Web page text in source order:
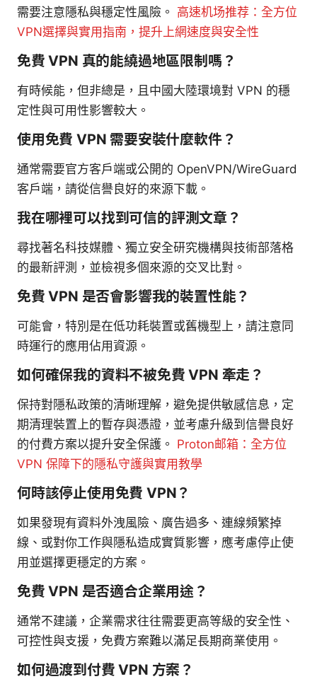
需要注意隱私與穩定性風險。 高速机场推荐：全方位
VPN選擇與實用指南，提升上網速度與安全性
免費 VPN 真的能繞過地區限制嗎？
有時候能，但非總是，且中國大陸環境對 VPN 的穩
定性與可用性影響較大。
使用免費 VPN 需要安裝什麼軟件？
通常需要官方客戶端或公開的 OpenVPN/WireGuard
客戶端，請從信譽良好的來源下載。
我在哪裡可以找到可信的評測文章？
尋找著名科技媒體、獨立安全研究機構與技術部落格
的最新評測，並檢視多個來源的交叉比對。
免費 VPN 是否會影響我的裝置性能？
可能會，特別是在低功耗裝置或舊機型上，請注意同
時運行的應用佔用資源。
如何確保我的資料不被免費 VPN 牽走？
保持對隱私政策的清晰理解，避免提供敏感信息，定
期清理裝置上的暫存與憑證，並考慮升級到信譽良好
的付費方案以提升安全保護。 Proton邮箱：全方位
VPN 保障下的隱私守護與實用教學
何時該停止使用免費 VPN？
如果發現有資料外洩風險、廣告過多、連線頻繁掉
線、或對你工作與隱私造成實質影響，應考慮停止使
用並選擇更穩定的方案。
免費 VPN 是否適合企業用途？
通常不建議，企業需求往往需要更高等級的安全性、
可控性與支援，免費方案難以滿足長期商業使用。
如何過渡到付費 VPN 方案？